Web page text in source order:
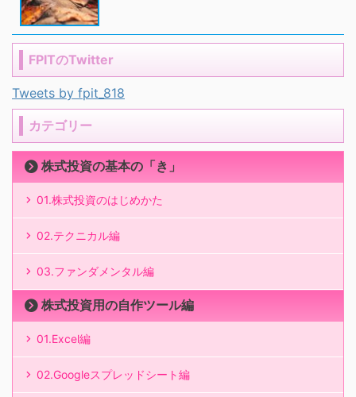
FPITのTwitter
Tweets by fpit_818
カテゴリー
株式投資の基本の「き」
01.株式投資のはじめかた
02.テクニカル編
03.ファンダメンタル編
株式投資用の自作ツール編
01.Excel編
02.Googleスプレッドシート編